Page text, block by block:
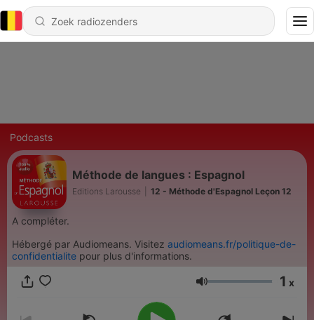
Podcasts
Méthode de langues : Espagnol
Editions Larousse 12 - Méthode d'Espagnol Leçon 12
A compléter.
Hébergé par Audiomeans. Visitez audiomeans.fr/politique-de-
confidentialite pour plus d'informations.
Volume 1 x